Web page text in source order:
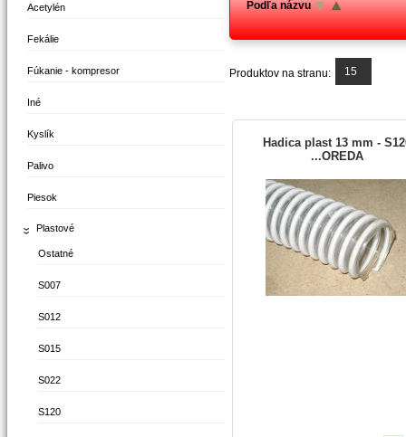
Acetylén
Fekálie
Fúkanie - kompresor
Iné
Kyslík
Palivo
Piesok
Plastové
Ostatné
S007
S012
S015
S022
S120
Podľa názvu
Produktov na stranu: 15
Hadica plast 13 mm -
...OREDA